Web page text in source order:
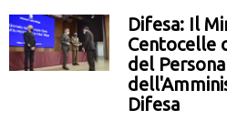
Militare
Centre (RCC)
Aerospaziali
internazionale
la notizia]
Difesa: Il
Centocelle
del
Difesa